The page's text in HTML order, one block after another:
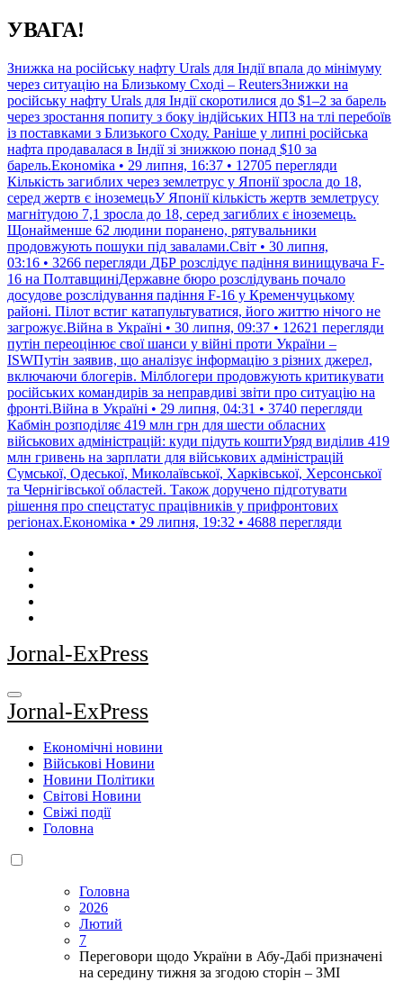
Перейти
до
УВАГА!
Знижка на російську нафту Urals для Індії впала до мінімуму
через ситуацію на Близькому Сході – ReutersЗнижки на
російську нафту Urals для Індії скоротилися до $1–2 за барель
через зростання попиту з боку індійських НПЗ на тлі перебоїв
із поставками з Близького Сходу. Раніше у липні російська
нафта продавалася в Індії зі знижкою понад $10 за
барель.Економіка • 29 липня, 16:37 • 12705 перегляди
Кількість загиблих через землетрус у Японії зросла до 18,
серед жертв є іноземецьУ Японії кількість жертв землетрусу
магнітудою 7,1 зросла до 18, серед загиблих є іноземець.
Щонайменше 62 людини поранено, рятувальники
продовжують пошуки під завалами.Світ • 30 липня,
03:16 • 3266 перегляди ДБР розслідує падіння винищувача F-
16 на ПолтавщиніДержавне бюро розслідувань почало
досудове розслідування падіння F-16 у Кременчуцькому
районі. Пілот встиг катапультуватися, його життю нічого не
загрожує.Війна в Україні • 30 липня, 09:37 • 12621 перегляди
путін переоцінює свої шанси у війні проти України –
ISWПутін заявив, що аналізує інформацію з різних джерел,
включаючи блогерів. Мілблогери продовжують критикувати
російських командирів за неправдиві звіти про ситуацію на
фронті.Війна в Україні • 29 липня, 04:31 • 3740 перегляди
Кабмін розподіляє 419 млн грн для шести обласних
військових адміністрацій: куди підуть коштиУряд виділив 419
млн гривень на зарплати для військових адміністрацій
Сумської, Одеської, Миколаївської, Харківської, Херсонської
та Чернігівської областей. Також доручено підготувати
рішення про спецстатус працівників у прифронтових
регіонах.Економіка • 29 липня, 19:32 • 4688 перегляди
Jornal-ExPress
Jornal-ExPress
Економічні новини
Військові Новини
Новини Політики
Світові Новини
Свіжі події
Головна
Головна
2026
Лютий
7
Переговори щодо України в Абу-Дабі призначені
на середину тижня за згодою сторін – ЗМІ